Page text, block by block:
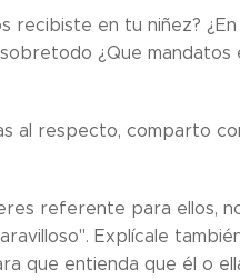
recibiste en tu niñez?
¿Que
al respecto, comparto
referente para ellos,
Explícale
que entienda que él o